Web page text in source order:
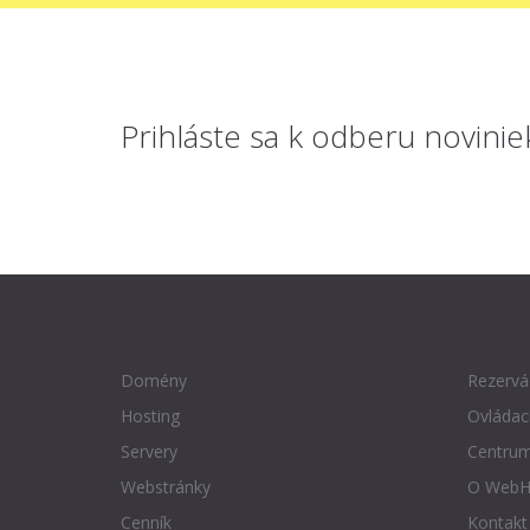
Prihláste sa k odberu
Domény
Hosting
Servery
Webstránky
Cenník
O
Kontakt